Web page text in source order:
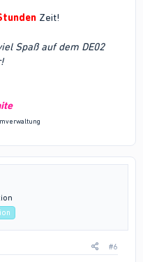
Zeit!
Spaß auf dem DE02
#6